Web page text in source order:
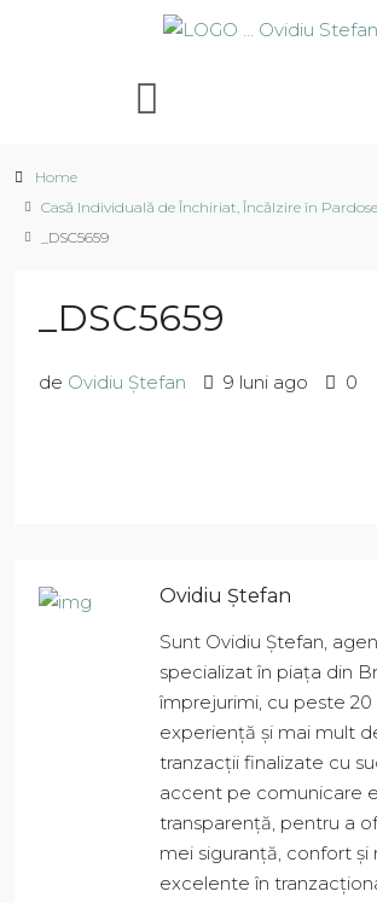
Home
Casă Individuală de Închiriat, Încălzire în
_DSC5659
_DSC5659
de Ovidiu Ștefan 9 luni ago 0
Ovidiu Ștefan
Sunt Ovidiu Ștefan,
specializat în piața din
împrejurimi, cu peste
experiență și mai mult
tranzacții finalizate cu
accent pe comunicare
transparență, pentru a
mei siguranță, confort și
excelente în